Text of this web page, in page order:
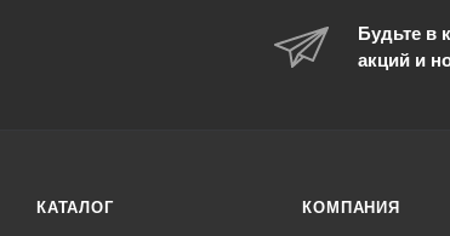
Будьте в
акций и
КАТАЛОГ КОМПАНИЯ